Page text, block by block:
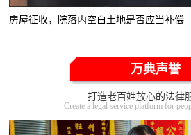
房屋征收，院落内空白土地是否应当补偿
万典声誉
打造老百姓放心的法律
Create a legal service platform for